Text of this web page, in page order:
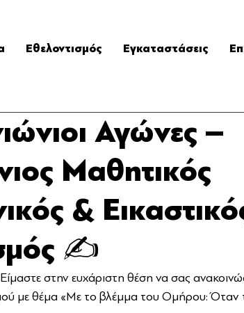
Εθελοντισμός Εγκαταστάσεις
Αγώνες –
Μαθητικός
&
✍️
στην ευχάριστη θέση να σας
με θέμα «Με το βλέμμα του Ομήρου: Όταν